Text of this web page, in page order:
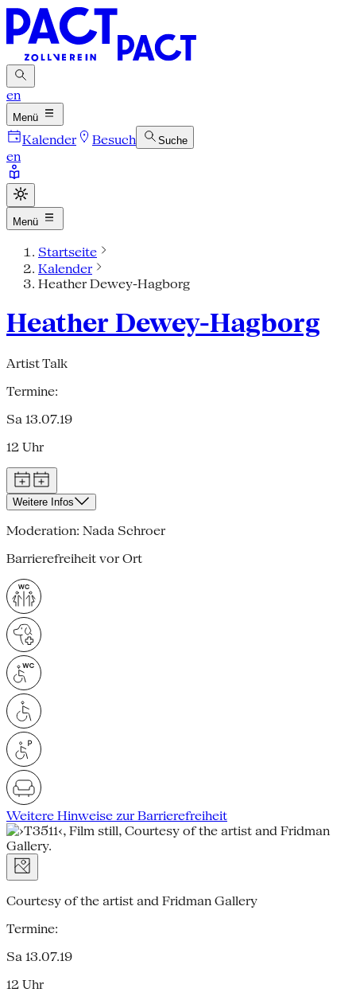
en
Menü
Kalender Besuch Suche
en
Menü
Startseite
Kalender
Heather Dewey-Hagborg
Heather Dewey-Hagborg
Artist Talk
Termine:
Sa 13.07.19
12 Uhr
Weitere Infos
Moderation: Nada Schroer
Barrierefreiheit vor Ort
Weitere Hinweise zur Barrierefreiheit
Courtesy of the artist and Fridman Gallery
Termine:
Sa 13.07.19
12 Uhr